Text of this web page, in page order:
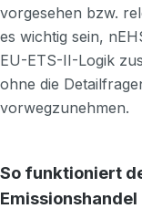
vorgesehen bzw.
es wichtig sein,
EU-ETS-II-Logik
ohne die
vorwegzunehmen.
So funktioniert